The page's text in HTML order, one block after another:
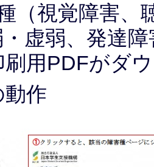
視覚障害、
虚弱、発達
刷用PDFがダ
作